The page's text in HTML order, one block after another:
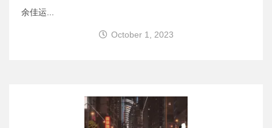
余佳运...
October 1, 2023